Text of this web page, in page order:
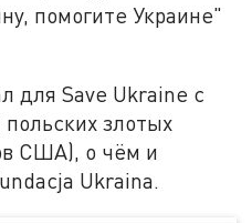
помогите Украине"
для Save Ukraine с
злотых
США), о чём и
Ukraina.